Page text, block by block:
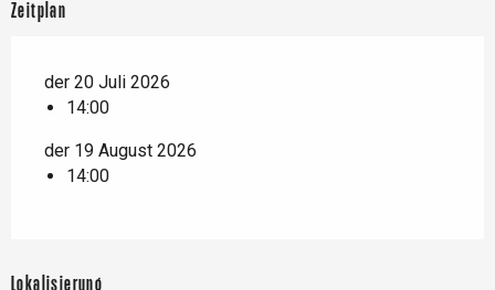
Zeitplan
der 20 Juli 2026
14:00
der 19 August 2026
14:00
Lokalisierung